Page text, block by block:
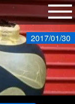
2017/01/30